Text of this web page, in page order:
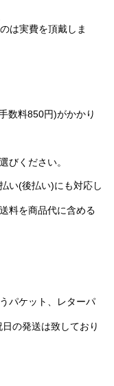
は実費を頂戴しま
数料850円)がかかり
びください。
い(後払い)にも対応し
料を商品代に含める
パケット、レターパ
の発送は致しており